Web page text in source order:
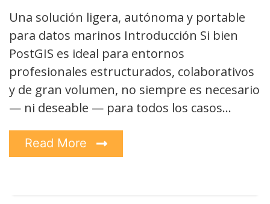
Una solución ligera, autónoma y portable
para datos marinos Introducción Si bien
PostGIS es ideal para entornos
profesionales estructurados, colaborativos
y de gran volumen, no siempre es necesario
— ni deseable — para todos los casos…
Read More